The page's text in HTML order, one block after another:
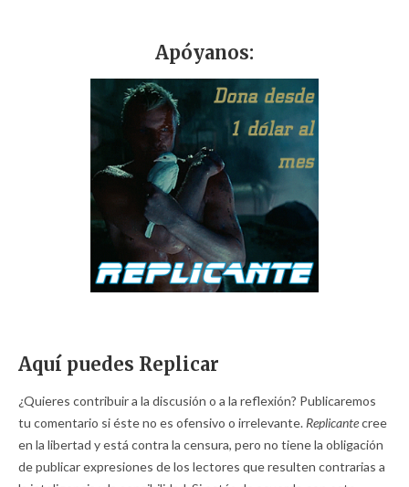
Apóyanos:
Aquí puedes Replicar
¿Quieres contribuir a la discusión o a la reflexión? Publicaremos
tu comentario si éste no es ofensivo o irrelevante. Replicantecree
en la libertad y está contra la censura, pero no tiene la obligación
de publicar expresiones de los lectores que resulten contrarias a